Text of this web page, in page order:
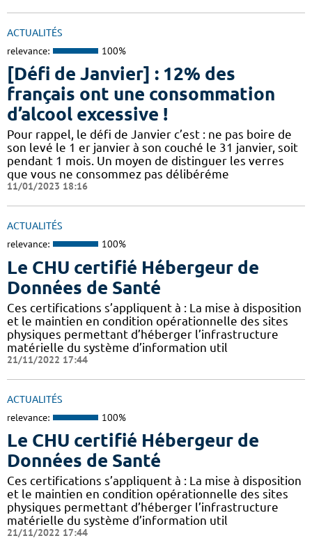
ACTUALITÉS
relevance: 100%
[Défi de Janvier] : 12% des
français ont une consommation
d’alcool excessive !
Pour rappel, le défi de Janvier c’est : ne pas boire de
son levé le 1 er janvier à son couché le 31 janvier, soit
pendant 1 mois. Un moyen de distinguer les verres
que vous ne consommez pas délibéréme
11/01/2023 18:16
ACTUALITÉS
relevance: 100%
Le CHU certifié Hébergeur de
Données de Santé
Ces certifications s’appliquent à : La mise à disposition
et le maintien en condition opérationnelle des sites
physiques permettant d’héberger l’infrastructure
matérielle du système d’information util
21/11/2022 17:44
ACTUALITÉS
relevance: 100%
Le CHU certifié Hébergeur de
Données de Santé
Ces certifications s’appliquent à : La mise à disposition
et le maintien en condition opérationnelle des sites
physiques permettant d’héberger l’infrastructure
matérielle du système d’information util
21/11/2022 17:44